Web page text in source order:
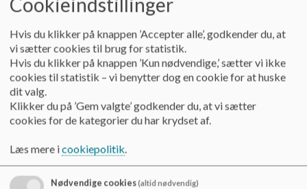
Som det fremgår af Nydamskolen ’s principper omkring elev-
fravær, har skolen en forventning om, at alle elever møder
i skole dagligt til alle undervisningstimer.
Når elever har fravær, har dette indflydelse på elevens
udbytte af undervisningen, elevens sociale kompetencer og
klassens faglige og sociale trivsel.
Derfor ønsker vi at bidrage til, at eleverne har så lidt fravær
fraværet. Nogle gange er der gode forklaringer som langt
sygdomsfravær og ferie.
Hvis du klikker på knappen ’Accepter alle’, godkender du, at
vi sætter cookies til brug for statistik.
Hvis du klikker på knappen ’Kun nødvendige,’ sætter vi ikke
cookies til statistik – vi benytter dog en cookie for at huske
dit valg.
Klikker du på ’Gem valgte’ godkender du, at vi sætter
cookies for de kategorier du har krydset af.
Læs mere icookiepolitik.
Nødvendige cookies(altid nødvendig)